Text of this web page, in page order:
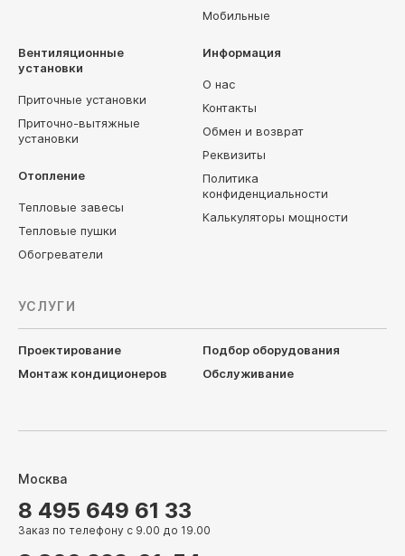
Мобильные
Вентиляционные
установки
Приточные установки
Приточно-вытяжные
установки
Отопление
Тепловые завесы
Тепловые пушки
Обогреватели
Информация
О нас
Контакты
Обмен и возврат
Реквизиты
Политика
конфиденциальности
Калькуляторы мощности
УСЛУГИ
Проектирование
Подбор оборудования
Монтаж кондиционеров
Обслуживание
Москва
8 495 649 61 33
Заказ по телефону с 9.00 до 19.00